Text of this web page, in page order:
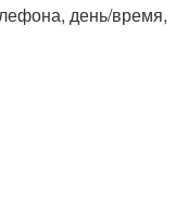
день/время,